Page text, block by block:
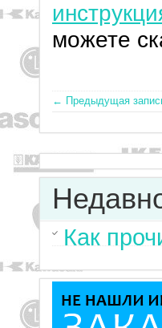
можете
← Предыдущая
Как